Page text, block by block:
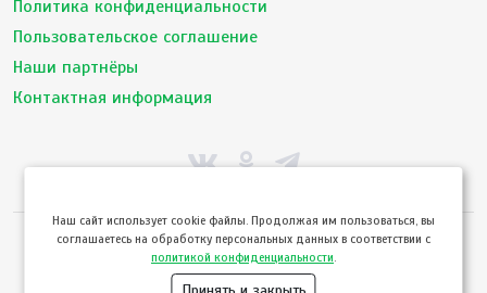
Политика конфиденциальности
Пользовательское соглашение
Наши партнёры
Контактная информация
© ТвойПродукт 2010 - 2026
Использование сайта означает согласие сПользовательским соглашением
Политикой конфиденциальностисервиса ТВОЙПРОДУКТ
Hаш сайт использует cookie файлы. Продолжая им пользоваться, вы
соглашаетесь на обработку персональных данных в соответствии с
политикой конфиденциальности